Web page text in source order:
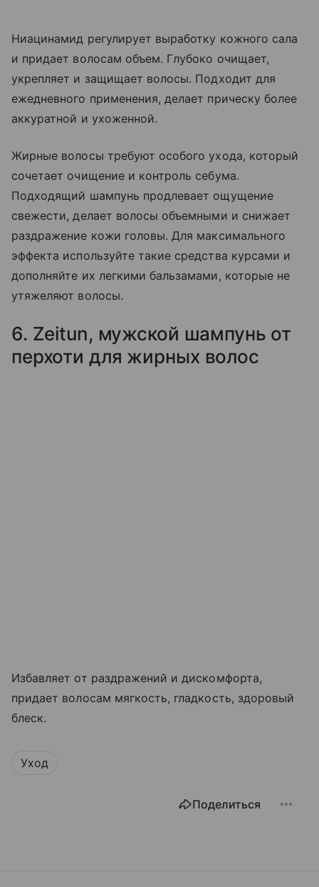
Ниацинамид регулирует выработку кожного сала
и придает волосам объем. Глубоко очищает,
укрепляет и защищает волосы. Подходит для
ежедневного применения, делает прическу более
аккуратной и ухоженной.
Жирные волосы требуют особого ухода, который
сочетает очищение и контроль себума.
Подходящий шампунь продлевает ощущение
свежести, делает волосы объемными и снижает
раздражение кожи головы. Для максимального
эффекта используйте такие средства курсами и
дополняйте их легкими бальзамами, которые не
утяжеляют волосы.
6. Zeitun, мужской шампунь от
перхоти для жирных волос
Избавляет от раздражений и дискомфорта,
придает волосам мягкость, гладкость, здоровый
блеск.
Уход
Поделиться